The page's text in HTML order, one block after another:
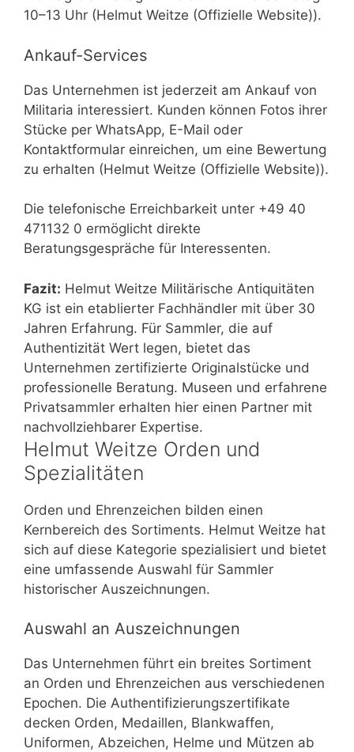
10–13 Uhr (Helmut Weitze (Offizielle Website)).
Ankauf-Services
Das Unternehmen ist jederzeit am Ankauf von
Militaria interessiert. Kunden können Fotos ihrer
Stücke per WhatsApp, E-Mail oder
Kontaktformular einreichen, um eine Bewertung
zu erhalten (Helmut Weitze (Offizielle Website)).
Die telefonische Erreichbarkeit unter +49 40
471132 0 ermöglicht direkte
Beratungsgespräche für Interessenten.
Fazit: Helmut Weitze Militärische Antiquitäten
KG ist ein etablierter Fachhändler mit über 30
Jahren Erfahrung. Für Sammler, die auf
Authentizität Wert legen, bietet das
Unternehmen zertifizierte Originalstücke und
professionelle Beratung. Museen und erfahrene
Privatsammler erhalten hier einen Partner mit
nachvollziehbarer Expertise.
Helmut Weitze Orden und
Spezialitäten
Orden und Ehrenzeichen bilden einen
Kernbereich des Sortiments. Helmut Weitze hat
sich auf diese Kategorie spezialisiert und bietet
eine umfassende Auswahl für Sammler
historischer Auszeichnungen.
Auswahl an Auszeichnungen
Das Unternehmen führt ein breites Sortiment
an Orden und Ehrenzeichen aus verschiedenen
Epochen. Die Authentifizierungszertifikate
decken Orden, Medaillen, Blankwaffen,
Uniformen, Abzeichen, Helme und Mützen ab